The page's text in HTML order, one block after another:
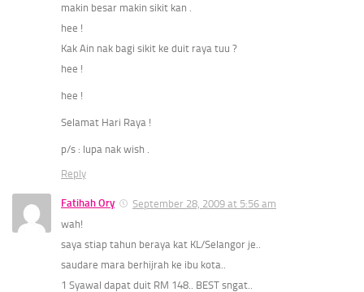
makin besar makin sikit kan .
hee !
Kak Ain nak bagi sikit ke duit raya tuu ?
hee !
hee !
Selamat Hari Raya !
p/s : lupa nak wish .
Reply
Fatihah Ory
September 28, 2009 at 5:56 am
wah!
saya stiap tahun beraya kat KL/Selangor je..
saudare mara berhijrah ke ibu kota..
1 Syawal dapat duit RM 148.. BEST sngat..